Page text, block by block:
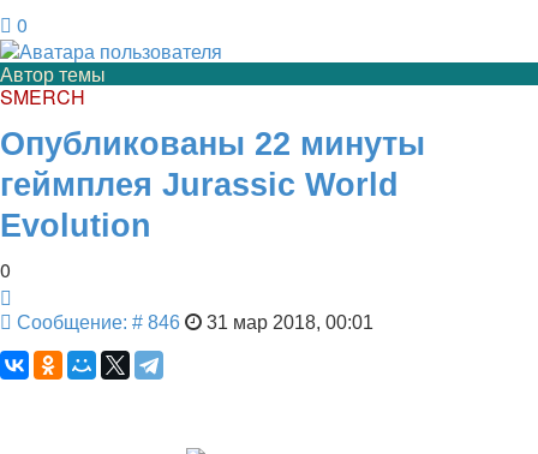
0
Автор темы
SMERCH
Опубликованы 22 минуты
геймплея Jurassic World
Evolution
0
Сообщение: # 846Сообщение
31 мар 2018, 00:01